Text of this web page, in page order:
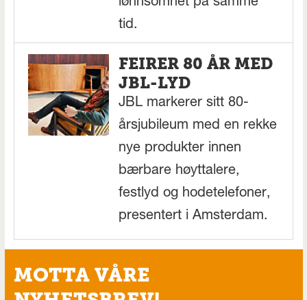
lønnsomhet på samme
tid.
FEIRER 80 ÅR MED
JBL-LYD
JBL markerer sitt 80-
årsjubileum med en rekke
nye produkter innen
bærbare høyttalere,
festlyd og hodetelefoner,
presentert i Amsterdam.
MOTTA VÅRE